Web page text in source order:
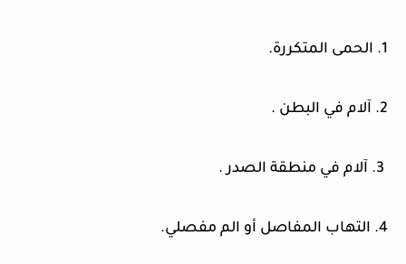
1. الحمى المتكررة.
2. آلام في البطن .
4. التهاب المفاصل أو الم مفصلي.